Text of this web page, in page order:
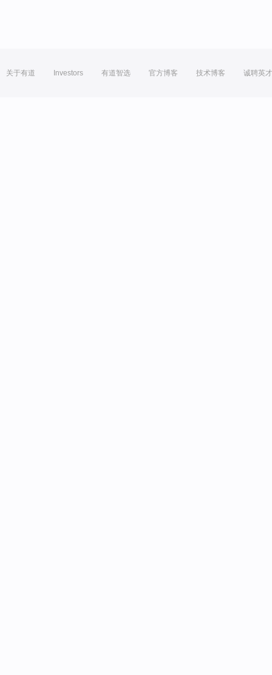
关于有道 Investors 有道智选 官方博客 技术博客 诚聘英才